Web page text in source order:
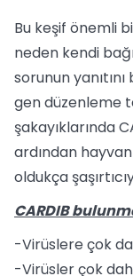
Bu keşif önemli
neden kendi
sorunun
gen düzenleme
şakayıklarında
ardından
oldukça
CARDIB
-Virüslere çok
-Virüsler çok